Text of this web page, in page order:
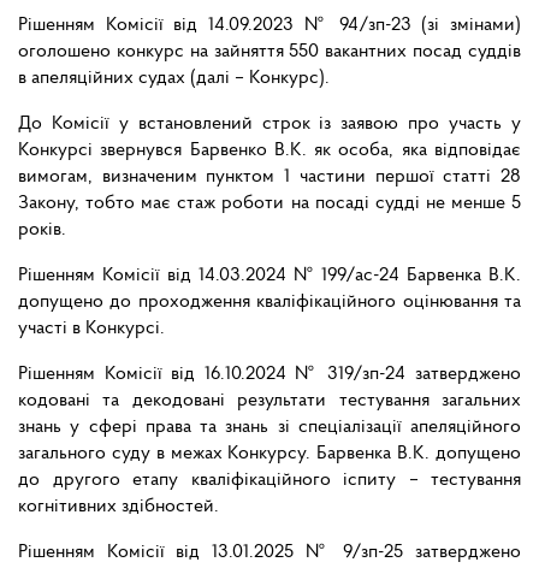
Рішенням Комісії від 14.09.2023 № 94/зп-23 (зі змінами)
оголошено конкурс на зайняття 550 вакантних посад суддів
в апеляційних судах (далі – Конкурс).
До Комісії у встановлений строк із заявою про участь у
Конкурсі звернувся Барвенко В.К. як особа, яка відповідає
вимогам, визначеним пунктом 1 частини першої статті 28
Закону, тобто має стаж роботи на посаді судді не менше 5
років.
Рішенням Комісії від 14.03.2024 № 199/ас-24 Барвенка В.К.
допущено до проходження кваліфікаційного оцінювання та
участі в Конкурсі.
Рішенням Комісії від 16.10.2024 № 319/зп-24 затверджено
кодовані та декодовані результати тестування загальних
знань у сфері права та знань зі спеціалізації апеляційного
загального суду в межах Конкурсу. Барвенка В.К. допущено
до другого етапу кваліфікаційного іспиту – тестування
когнітивних здібностей.
Рішенням Комісії від 13.01.2025 № 9/зп-25 затверджено